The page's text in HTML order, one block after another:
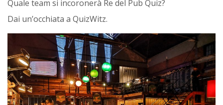
Quale team si incoronerà Re del Pub Quiz?
Dai un’occhiata a QuizWitz.